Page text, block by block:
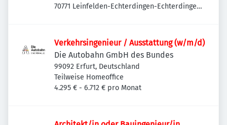
70771 Leinfelden-Echterdingen-Echterdingen,
Verkehrsingenieur / Ausstattung (w/m/d)
Die Autobahn GmbH des Bundes
99092 Erfurt, Deutschland
Teilweise Homeoffice
4.295 € - 6.712 € pro Monat